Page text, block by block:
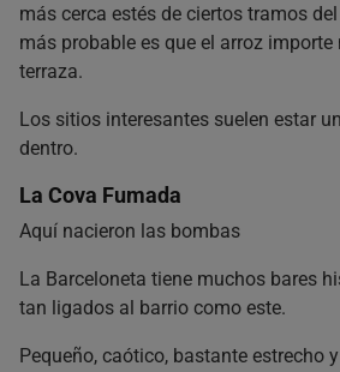
más cerca estés de ciertos tramos
más probable es que el arroz importe
terraza.
Los sitios interesantes suelen estar
dentro.
La Cova Fumada
Aquí nacieron las bombas
La Barceloneta tiene muchos bares
tan ligados al barrio como este.
Pequeño, caótico, bastante estrecho